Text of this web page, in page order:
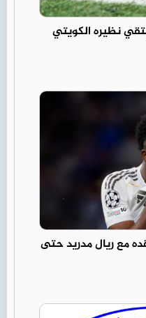
نظيره الكويتي
مع ريال مدريد حتى